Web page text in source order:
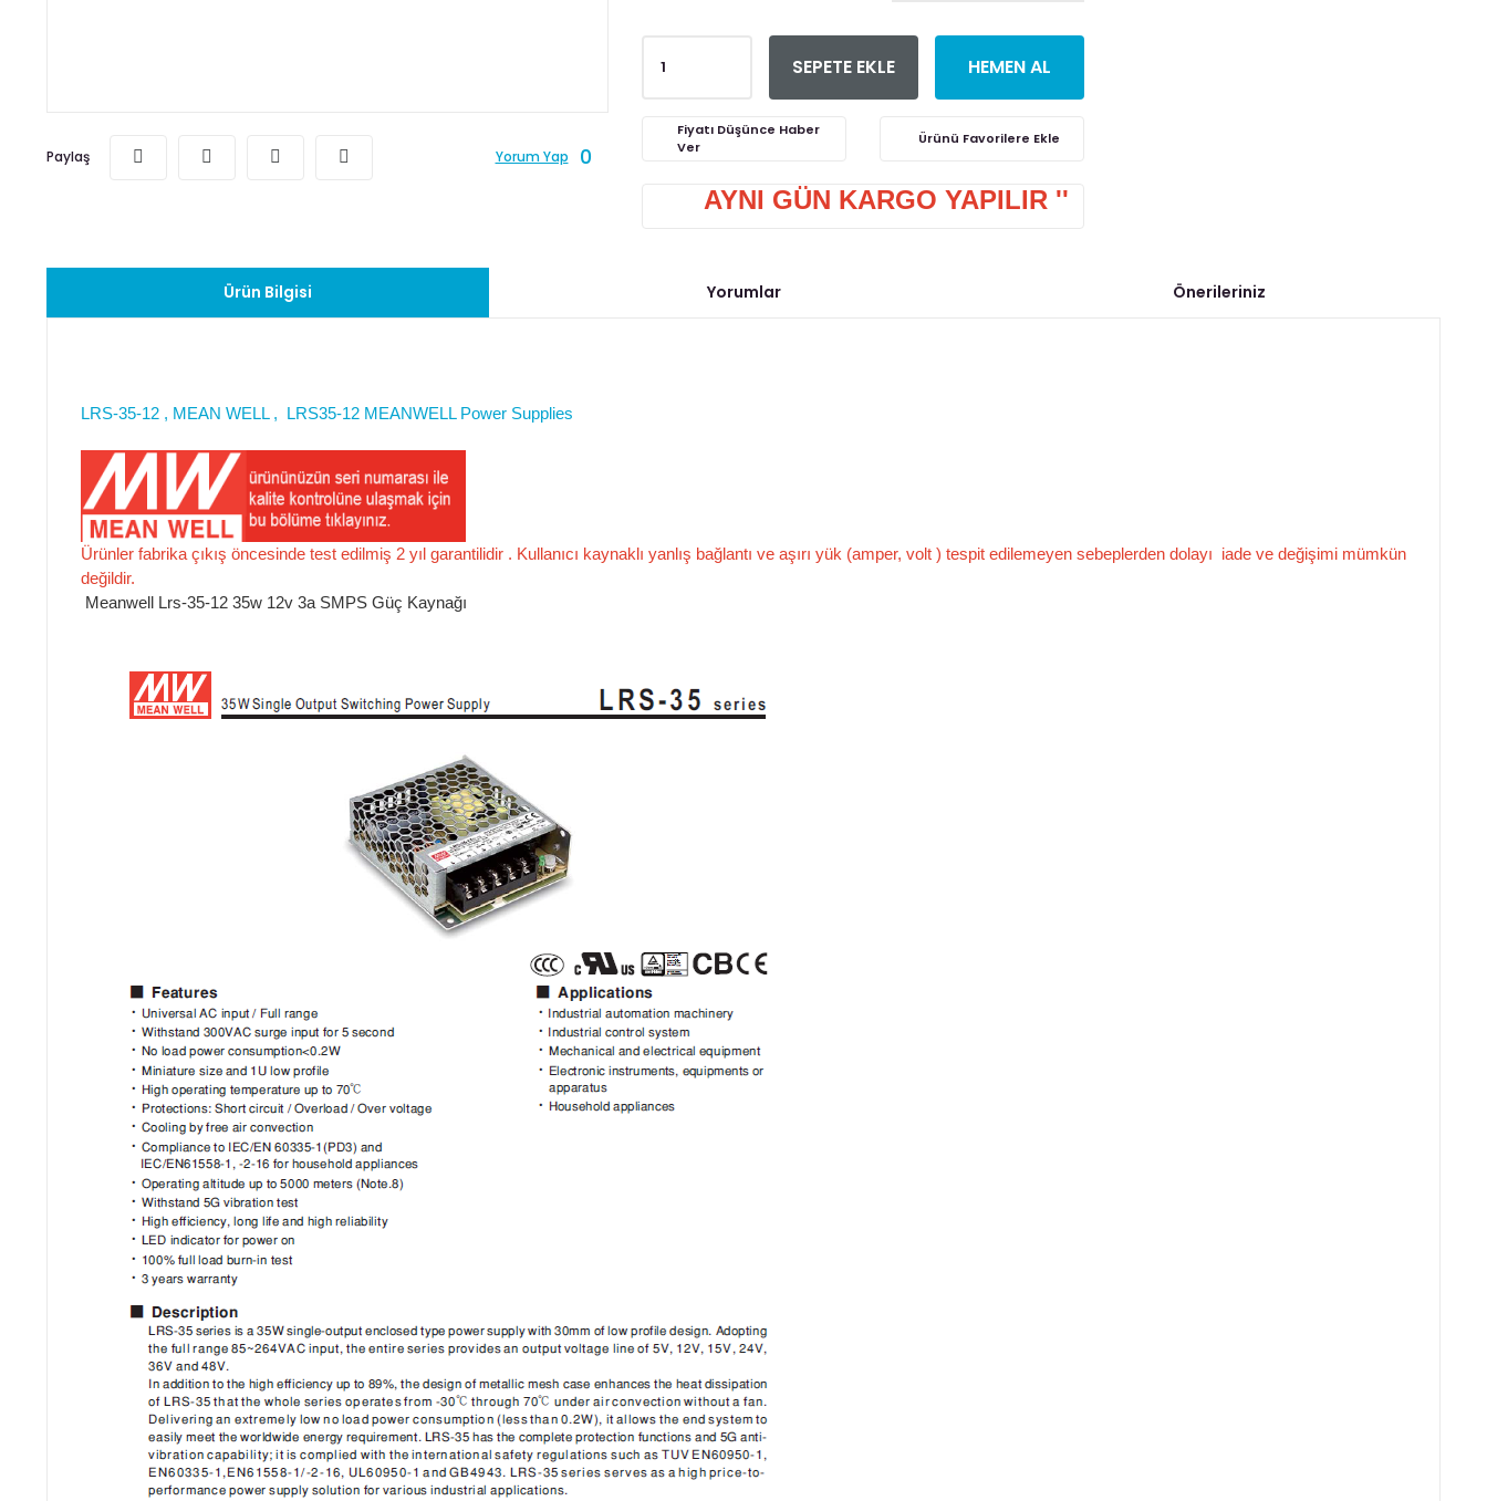
Paylaş Yorum Yap 0
SEPETE EKLE HEMEN AL
Fiyatı Düşünce Haber
Ver
AYNI GÜN KARGO YAPILIR ''
Ürün Bilgisi Yorumlar Önerileriniz
LRS-35-12 , MEAN WELL , LRS35-12 MEANWELL Power Supplies
Ürünler fabrika çıkış öncesinde test edilmiş 2 yıl garantilidir . Kullanıcı kaynaklı yanlış bağlantı ve aşırı yük (amper, volt ) tespit edilemeyen sebeplerden dolayı iade ve değişimi mümkün
değildir.
Meanwell Lrs-35-12 35w 12v 3a SMPS Güç Kaynağı